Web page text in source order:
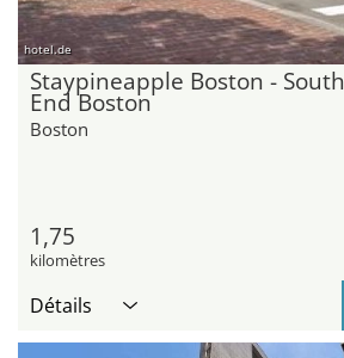
hotel.de
Staypineapple Boston - South
End Boston
Boston
1,75
kilomètres
Détails